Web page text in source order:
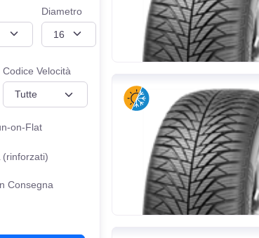
Diametro
Codice Velocità
on-Flat
(rinforzati)
Consegna